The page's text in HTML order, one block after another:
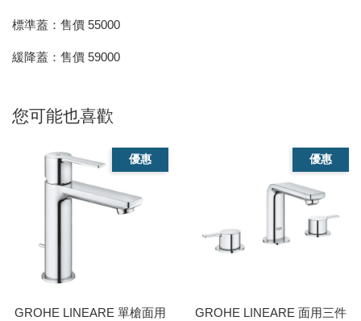
標準蓋：售價 55000
緩降蓋：售價 59000
您可能也喜歡
優惠
GROHE LINEARE 單槍面用
優惠
GROHE LINEARE 面用三件